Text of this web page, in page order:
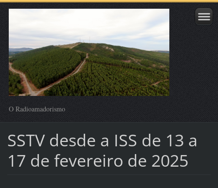
O Radioamadorismo
SSTV desde a ISS de 13 a
17 de fevereiro de 2025